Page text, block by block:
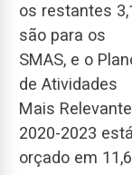
os restantes
são para os
SMAS, e o
de Atividades
Mais
2020-2023 está
orçado em 11,6